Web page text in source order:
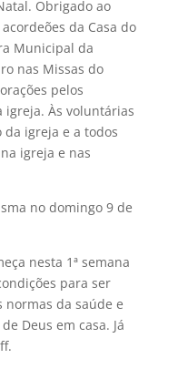
Obrigado ao
da Casa do
Municipal da
nas Missas do
pelos
igreja. Às voluntárias
igreja e a todos
igreja e nas
no domingo 9 de
nesta 1ª semana
para ser
normas da saúde e
Deus em casa. Já